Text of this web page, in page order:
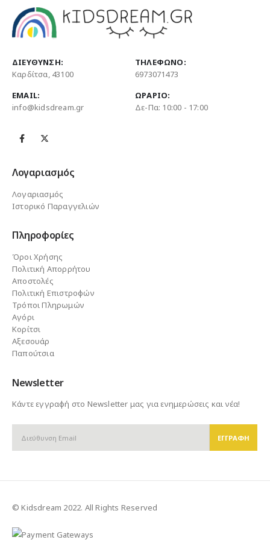
ΔΙΕΎΘΥΝΣΗ:
Καρδίτσα, 43100
ΤΗΛΈΦΩΝΟ:
6973071473
EMAIL:
info@kidsdream.gr
ΩΡΆΡΙΟ:
Δε-Πα: 10:00 - 17:00
Λογαριασμός
Λογαριασμός
Ιστορικό Παραγγελιών
Πληροφορίες
Όροι Χρήσης
Πολιτική Απορρήτου
Αποστολές
Πολιτική Επιστροφών
Τρόποι Πληρωμών
Αγόρι
Κορίτσι
Αξεσουάρ
Παπούτσια
Newsletter
Κάντε εγγραφή στο Newsletter μας για ενημερώσεις και νέα!
© Kidsdream 2022. All Rights Reserved